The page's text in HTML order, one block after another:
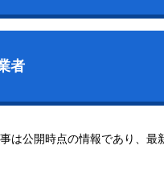
者
は公開時点の情報であり、最